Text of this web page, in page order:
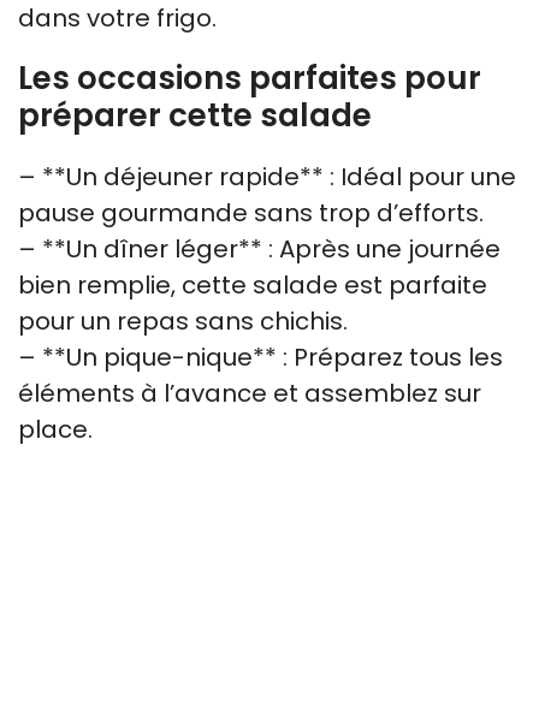
dans votre frigo.
Les occasions parfaites pour
préparer cette salade
– **Un déjeuner rapide** : Idéal pour une
pause gourmande sans trop d’efforts.
– **Un dîner léger** : Après une journée
bien remplie, cette salade est parfaite
pour un repas sans chichis.
– **Un pique-nique** : Préparez tous les
éléments à l’avance et assemblez sur
place.